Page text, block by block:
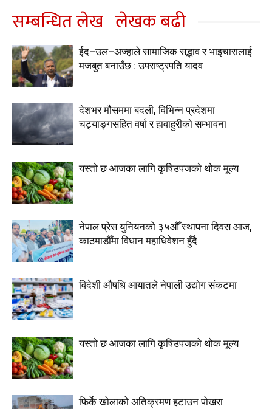
सम्बन्धित लेख लेखक बढी
ईद–उल–अज्हाले सामाजिक सद्भाव र भाइचारालाई
मजबुत बनाउँछ : उपराष्ट्रपति यादव
देशभर मौसममा बदली, विभिन्न प्रदेशमा
चट्याङ्गसहित वर्षा र हावाहुरीको सम्भावना
यस्तो छ आजका लागि कृषिउपजको थोक मूल्य
नेपाल प्रेस युनियनको ३५औँ स्थापना दिवस आज,
काठमाडौँमा विधान महाधिवेशन हुँदै
विदेशी औषधि आयातले नेपाली उद्योग संकटमा
यस्तो छ आजका लागि कृषिउपजको थोक मूल्य
फिर्के खोलाको अतिक्रमण हटाउन पोखरा